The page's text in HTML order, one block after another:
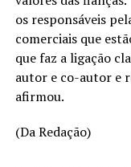
os responsáveis
comerciais que
que faz a ligação
autor e co-autor e
afirmou.
(Da Redação)